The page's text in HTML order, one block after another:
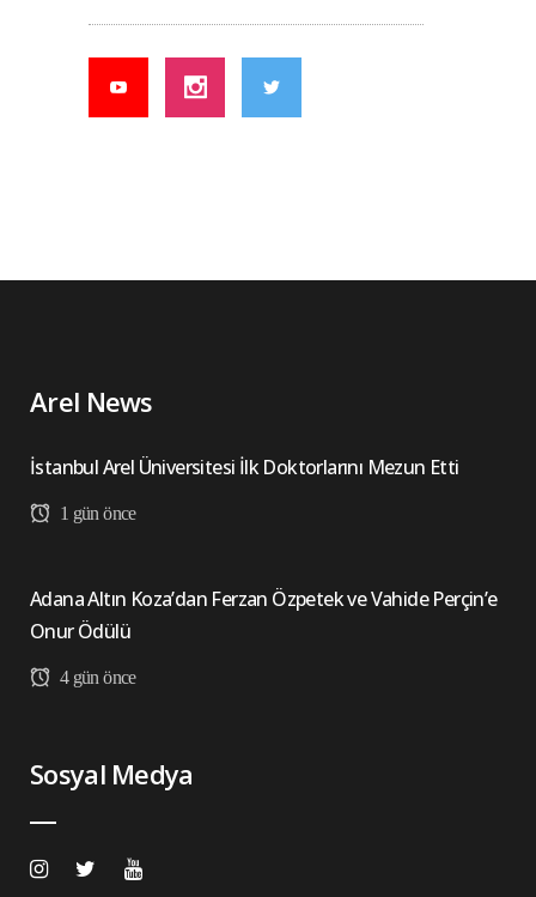
Arel News
İstanbul Arel Üniversitesi İlk Doktorlarını Mezun Etti
1 gün önce
Adana Altın Koza’dan Ferzan Özpetek ve Vahide Perçin’e
Onur Ödülü
4 gün önce
Sosyal Medya